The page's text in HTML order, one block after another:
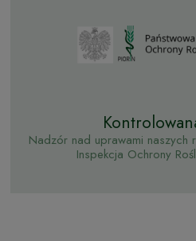
Nadzór nad uprawami naszych
Inspekcja Ochrony